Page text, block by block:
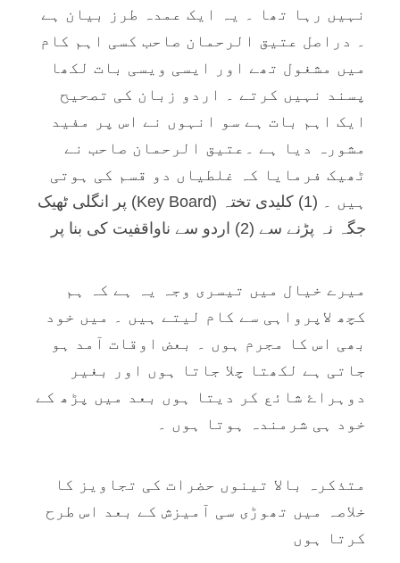
نہیں رہا تھا ۔ یہ ایک عمدہ طرز بیان ہے
۔ دراصل عتیق الرحمان صاحب کسی اہم کام
میں مشغول تھے اور ایسی ویسی بات لکھا
پسند نہیں کرتے ۔ اردو زبان کی تصحیح
ایک اہم بات ہے سو انہوں نے اس پر مفید
مشورہ دیا ہے ۔عتیق الرحمان صاحب نے
ٹھیک فرمایا کہ غلطیاں دو قسم کی ہوتی
ہیں ۔ (1) کلیدی تختہ (Key Board) پر انگلی ٹھیک
جگہ نہ پڑنے سے (2) اردو سے ناواقفیت کی بنا پر
میرے خیال میں تیسری وجہ یہ ہے کہ ہم
کچھ لاپرواہی سے کام لیتے ہیں ۔ میں خود
بھی اس کا مجرم ہوں ۔ بعض اوقات آمد ہو
جاتی ہے لکھتا چلا جاتا ہوں اور بغیر
دوہراۓ شائع کر دیتا ہوں بعد میں پڑھ کے
خود ہی شرمندہ ہوتا ہوں ۔
متذکرہ بالا تینوں حضرات کی تجاویز کا
خلاصہ میں تھوڑی سی آمیزش کے بعد اس طرح
کرتا ہوں